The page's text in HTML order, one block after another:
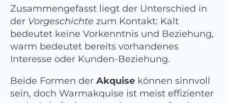
Zusammengefasst liegt der Unterschied in
der Vorgeschichte zum Kontakt: Kalt
bedeutet keine Vorkenntnis und Beziehung,
warm bedeutet bereits vorhandenes
Interesse oder Kunden-Beziehung.
Beide Formen der Akquise können sinnvoll
sein, doch Warmakquise ist meist effizienter